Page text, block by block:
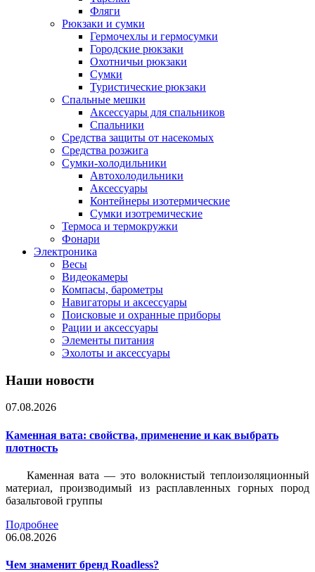
Фляги
Рюкзаки и сумки
Гермочехлы и гермосумки
Городские рюкзаки
Охотничьи рюкзаки
Сумки
Туристические рюкзаки
Спальные мешки
Аксессуары для спальников
Спальники
Средства защиты от насекомых
Средства розжига
Сумки-холодильники
Автохолодильники
Аксессуары
Контейнеры изотермические
Сумки изотремические
Термоса и термокружки
Фонари
Электроника
Весы
Видеокамеры
Компасы, барометры
Навигаторы и аксессуары
Поисковые и охранные приборы
Рации и аксессуары
Элементы питания
Эхолоты и аксессуары
Наши новости
07.08.2026
Каменная вата: свойства, применение и как выбрать
плотность
Каменная вата — это волокнистый теплоизоляционный
материал, производимый из расплавленных горных пород
базальтовой группы
Подробнее
06.08.2026
Чем знаменит бренд Roadless?